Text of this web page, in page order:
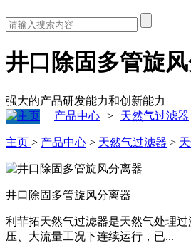
井口除固多管旋
强大的产品研发能力和创新能力
产品中心 > 天然气过滤器
主页 > 产品中心 > 天然气过滤器 >
井口除固多管旋风分离器
利菲拓天然气过滤器是天然气处理
压、大流量工况下连续运行，已...